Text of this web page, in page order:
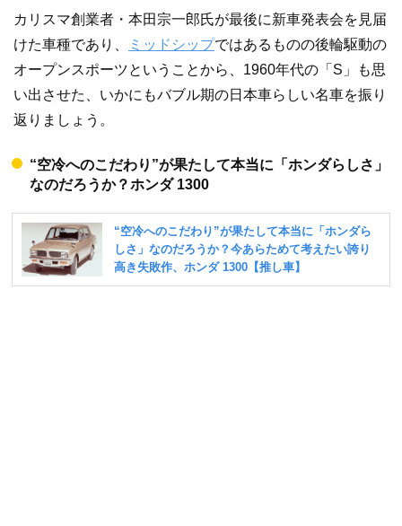
カリスマ創業者・本田宗一郎氏が最後に新車発表会を見届
けた車種であり、
ミッドシップではあるものの後輪駆動の
オープンスポーツということから、1960年代の「S」も思
い出させた、いかにもバブル期の日本車らしい名車を振り
返りましょう。
“空冷へのこだわり”が果たして本当に「ホンダらしさ」
なのだろうか？ホンダ 1300